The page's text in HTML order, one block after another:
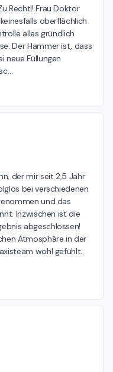
Recht!! Frau Doktor
oberflächlich
alles gründlich
Der Hammer ist, dass
neue Füllungen
…
der mir seit 2,5 Jahr
bei verschiedenen
und das
Inzwischen ist die
abgeschlossen!
Atmosphäre in der
wohl gefühlt.